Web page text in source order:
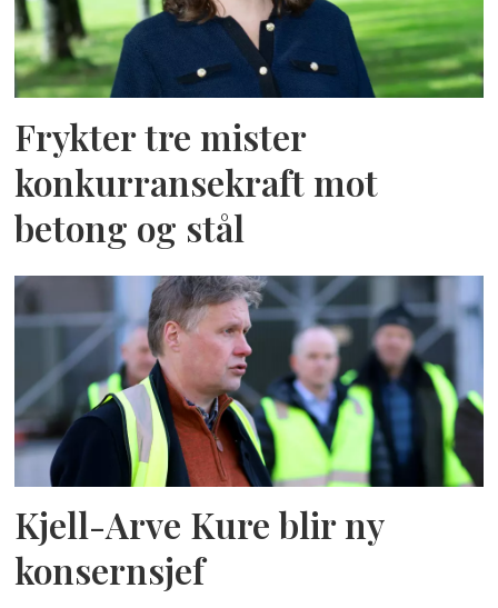
Frykter tre mister
konkurransekraft mot
betong og stål
Kjell-Arve Kure blir ny
konsernsjef